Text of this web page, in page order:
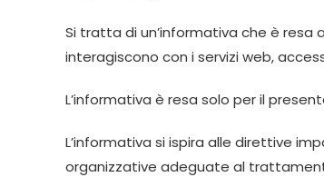
Si tratta di un’informativa che è resa
interagiscono con i servizi web,
L’informativa è resa solo per il
L’informativa si ispira alle direttive
organizzative adeguate al